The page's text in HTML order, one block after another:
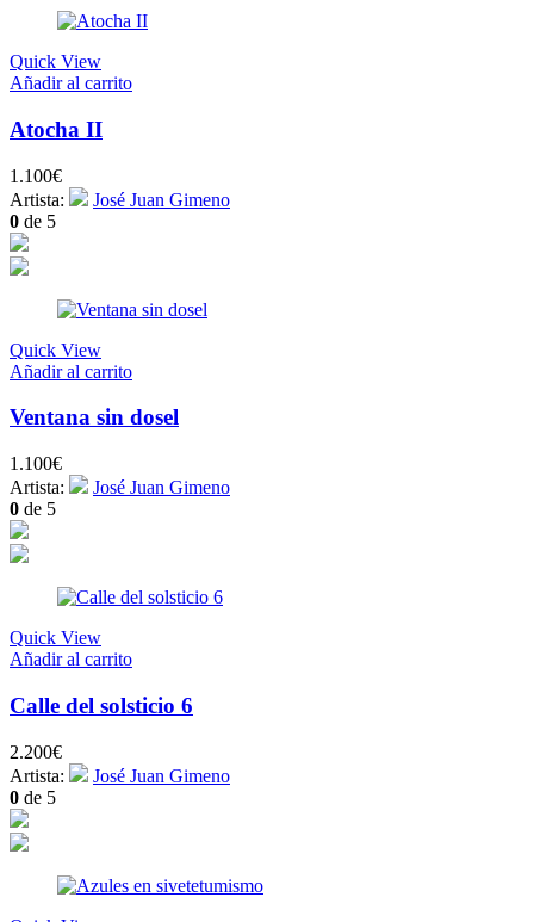
Quick View
Añadir al carrito
Atocha II
1.100€
Artista:
José Juan Gimeno
0 de 5
Quick View
Añadir al carrito
Ventana sin dosel
1.100€
Artista:
José Juan Gimeno
0 de 5
Quick View
Añadir al carrito
Calle del solsticio 6
2.200€
Artista:
José Juan Gimeno
0 de 5